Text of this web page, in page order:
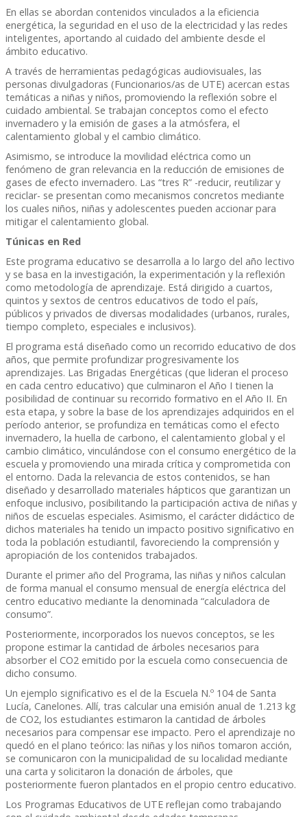
En ellas se abordan contenidos vinculados a la eficiencia
energética, la seguridad en el uso de la electricidad y las redes
inteligentes, aportando al cuidado del ambiente desde el
ámbito educativo.
A través de herramientas pedagógicas audiovisuales, las
personas divulgadoras (Funcionarios/as de UTE) acercan estas
temáticas a niñas y niños, promoviendo la reflexión sobre el
cuidado ambiental. Se trabajan conceptos como el efecto
invernadero y la emisión de gases a la atmósfera, el
calentamiento global y el cambio climático.
Asimismo, se introduce la movilidad eléctrica como un
fenómeno de gran relevancia en la reducción de emisiones de
gases de efecto invernadero. Las “tres R” -reducir, reutilizar y
reciclar- se presentan como mecanismos concretos mediante
los cuales niños, niñas y adolescentes pueden accionar para
mitigar el calentamiento global.
Túnicas en Red
Este programa educativo se desarrolla a lo largo del año lectivo
y se basa en la investigación, la experimentación y la reflexión
como metodología de aprendizaje. Está dirigido a cuartos,
quintos y sextos de centros educativos de todo el país,
públicos y privados de diversas modalidades (urbanos, rurales,
tiempo completo, especiales e inclusivos).
El programa está diseñado como un recorrido educativo de dos
años, que permite profundizar progresivamente los
aprendizajes. Las Brigadas Energéticas (que lideran el proceso
en cada centro educativo) que culminaron el Año I tienen la
posibilidad de continuar su recorrido formativo en el Año II. En
esta etapa, y sobre la base de los aprendizajes adquiridos en el
período anterior, se profundiza en temáticas como el efecto
invernadero, la huella de carbono, el calentamiento global y el
cambio climático, vinculándose con el consumo energético de la
escuela y promoviendo una mirada crítica y comprometida con
el entorno. Dada la relevancia de estos contenidos, se han
diseñado y desarrollado materiales hápticos que garantizan un
enfoque inclusivo, posibilitando la participación activa de niñas y
niños de escuelas especiales. Asimismo, el carácter didáctico de
dichos materiales ha tenido un impacto positivo significativo en
toda la población estudiantil, favoreciendo la comprensión y
apropiación de los contenidos trabajados.
Durante el primer año del Programa, las niñas y niños calculan
de forma manual el consumo mensual de energía eléctrica del
centro educativo mediante la denominada “calculadora de
consumo”.
Posteriormente, incorporados los nuevos conceptos, se les
propone estimar la cantidad de árboles necesarios para
absorber el CO2 emitido por la escuela como consecuencia de
dicho consumo.
Un ejemplo significativo es el de la Escuela N.º 104 de Santa
Lucía, Canelones. Allí, tras calcular una emisión anual de 1.213 kg
de CO2, los estudiantes estimaron la cantidad de árboles
necesarios para compensar ese impacto. Pero el aprendizaje no
quedó en el plano teórico: las niñas y los niños tomaron acción,
se comunicaron con la municipalidad de su localidad mediante
una carta y solicitaron la donación de árboles, que
posteriormente fueron plantados en el propio centro educativo.
Los Programas Educativos de UTE reflejan como trabajando